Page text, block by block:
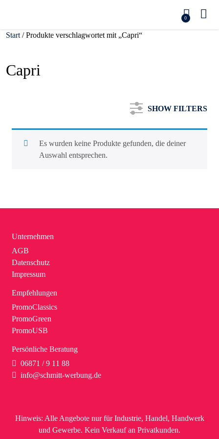
0
Start / Produkte verschlagwortet mit „Capri“
Capri
SHOW FILTERS
Es wurden keine Produkte gefunden, die deiner
Auswahl entsprechen.
Unternehmen
AGB
Datenschutz
Impressum
Empfehlungen
PromoClassics
PromoGreen
PromoUSB
Persönliche Beratung
06871 / 9 11 88
info@schmitt-werbung.de
Hinweis: Alle Angebote nur für Industrie, Handel, Handwerk
und Gewerbe. Kein Verkauf an Privatkunden.